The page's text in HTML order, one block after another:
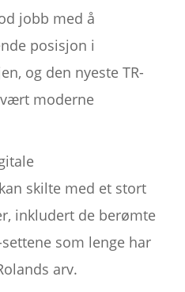
jobb med å
posisjon i
og den nyeste TR-
moderne
skilte med et stort
inkludert de berømte
som lenge har
arv.